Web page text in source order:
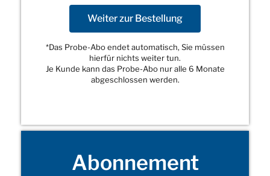
Weiter zur Bestellung
*Das Probe-Abo endet automatisch, Sie müssen
hierfür nichts weiter tun.
Je Kunde kann das Probe-Abo nur alle 6 Monate
abgeschlossen werden.
Abonnement